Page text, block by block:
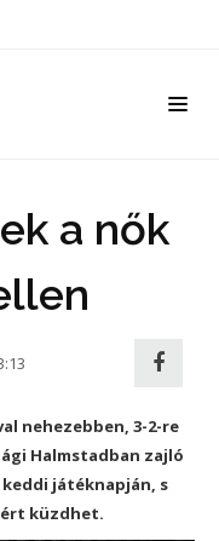
a nők
nehezebben, 3-2-re
Halmstadban zajló
játéknapján, s
küzdhet.